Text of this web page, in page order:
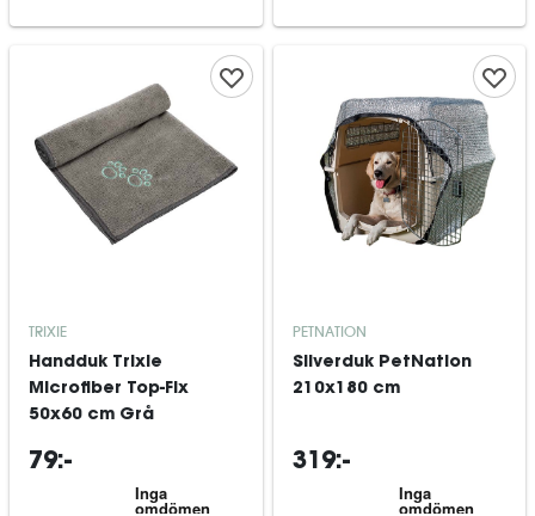
TRIXIE
Handduk Trixie
Microfiber Top-Fix
50x60 cm Grå
79:-
PETNATION
Silverduk PetNation
210x180 cm
319:-